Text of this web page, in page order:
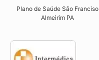
Plano de Saúde São Franciso
Almeirim PA​